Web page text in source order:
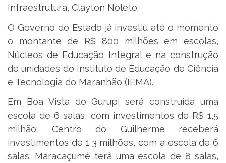
Infraestrutura, Clayton Noleto.
O Governo do Estado já investiu até o momento
o montante de R$ 800 milhões em escolas,
Núcleos de Educação Integral e na construção
de unidades do Instituto de Educação de Ciência
e Tecnologia do Maranhão (IEMA).
Em Boa Vista do Gurupi será construída uma
escola de 6 salas, com investimentos de R$ 1,5
milhão; Centro do Guilherme receberá
investimentos de 1,3 milhões, com a escola de 6
salas; Maracaçumé terá uma escola de 8 salas,